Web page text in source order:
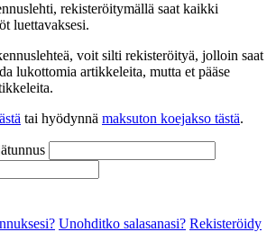
rekisteröitymällä saat kaikki
luettavaksesi.
voit silti rekisteröityä, jolloin saat
lukottomia artikkeleita, mutta et pääse
tai hyödynnä maksuton koejakso tästä.
Unohditko salasanasi? Rekisteröidy